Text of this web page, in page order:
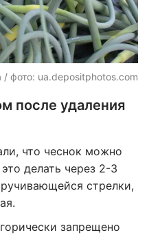
/ фото: ua.depositphotos.com
после удаления
что чеснок можно
делать через 2-3
стрелки,
запрещено